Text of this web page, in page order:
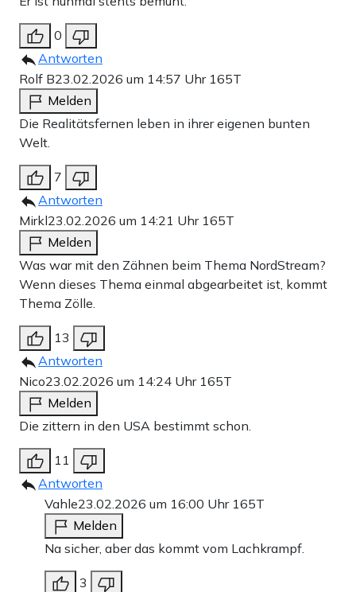
0
Antworten
Rolf B23.02.2026 um 14:57 Uhr 165T
Melden
Die Realitätsfernen leben in ihrer eigenen bunten
Welt.
7
Antworten
Mirkl23.02.2026 um 14:21 Uhr 165T
Melden
Was war mit den Zähnen beim Thema NordStream?
Wenn dieses Thema einmal abgearbeitet ist, kommt
Thema Zölle.
13
Antworten
Nico23.02.2026 um 14:24 Uhr 165T
Melden
Die zittern in den USA bestimmt schon.
11
Antworten
Vahle23.02.2026 um 16:00 Uhr 165T
Melden
Na sicher, aber das kommt vom Lachkrampf.
3